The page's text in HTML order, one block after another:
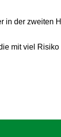
in der zweiten
mit viel